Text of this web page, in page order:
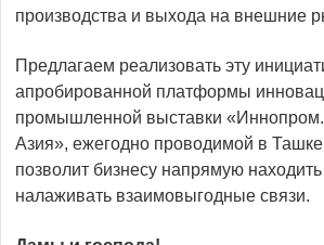
производства и выхода на внешние
Предлагаем реализовать эту
апробированной платформы
промышленной выставки
Азия», ежегодно проводимой в
позволит бизнесу напрямую
налаживать взаимовыгодные связи.